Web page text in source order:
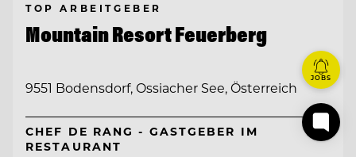
TOP ARBEITGEBER
Mountain Resort Feuerberg
9551 Bodensdorf, Ossiacher See, Österreich
CHEF DE RANG - GASTGEBER IM
RESTAURANT
JOBS